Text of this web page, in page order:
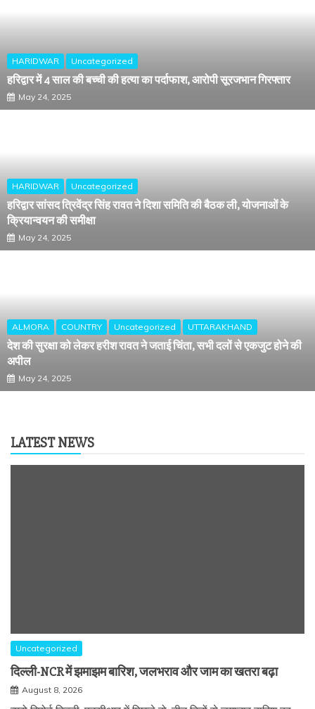
HARIDWAR Uncategorized
हरिद्वार में 4 साल की बच्ची की हत्या का पर्दाफाश, आरोपी सूरजभान गिरफ्तार
May 24, 2025
HARIDWAR Uncategorized
हरिद्वार सांसद त्रिवेंद्र सिंह रावत ने दिशा समिति की बैठक ली, योजनाओं के
क्रियान्वयन की समीक्षा
May 24, 2025
ALMORA COUNTRY Uncategorized UTTARAKHAND
देश की सुरक्षा को लेकर हरीश रावत ने जताई चिंता, सभी दलों से एकजुट होने की
अपील
May 24, 2025
LATEST NEWS
Uncategorized
दिल्ली-NCR में झमाझम बारिश, जलभराव और जाम का खतरा बढ़ा
August 8, 2026